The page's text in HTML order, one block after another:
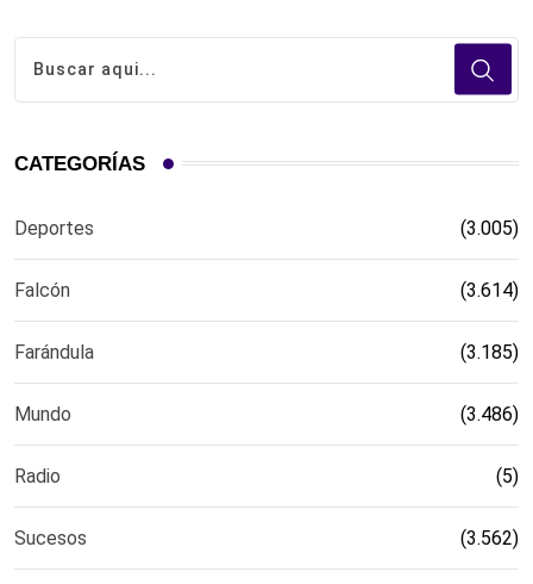
CATEGORÍAS
Deportes (3.005)
Falcón (3.614)
Farándula (3.185)
Mundo (3.486)
Radio (5)
Sucesos (3.562)